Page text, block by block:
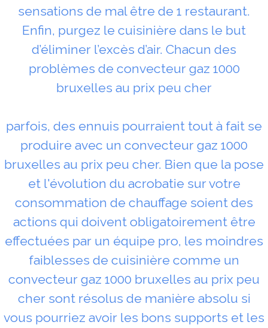
sensations de mal être de 1 restaurant.
Enfin, purgez le cuisinière dans le but
d’éliminer l’excès d’air. Chacun des
problèmes de convecteur gaz 1000
bruxelles au prix peu cher
parfois, des ennuis pourraient tout à fait se
produire avec un convecteur gaz 1000
bruxelles au prix peu cher. Bien que la pose
et l'évolution du acrobatie sur votre
consommation de chauffage soient des
actions qui doivent obligatoirement être
effectuées par un équipe pro, les moindres
faiblesses de cuisinière comme un
convecteur gaz 1000 bruxelles au prix peu
cher sont résolus de manière absolu si
vous pourriez avoir les bons supports et les